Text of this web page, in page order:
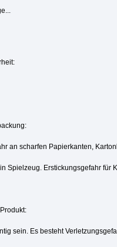
an scharfen Papierkanten,
Spielzeug. Erstickungsgefahr für
sein. Es besteht